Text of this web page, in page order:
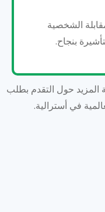
الشخصية
بنجاح.
المزيد حول التقدم بطلب
في أسترالية.